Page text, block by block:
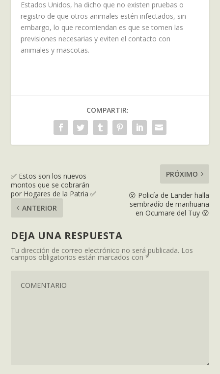
Estados Unidos, ha dicho que no existen pruebas o
registro de que otros animales estén infectados, sin
embargo, lo que recomiendan es que se tomen las
previsiones necesarias y eviten el contacto con
animales y mascotas.
COMPARTIR:
✅ Estos son los nuevos
montos que se cobrarán
por Hogares de la Patria ✅
ANTERIOR
PRÓXIMO
😮 Policía de Lander halla
sembradío de marihuana
en Ocumare del Tuy 😮
DEJA UNA RESPUESTA
Tu dirección de correo electrónico no será publicada. Los
campos obligatorios están marcados con*